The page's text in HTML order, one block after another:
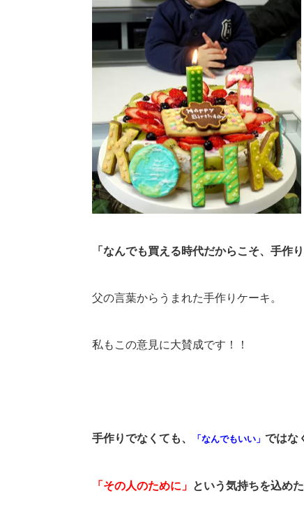
「なんでも買える時代だからこそ、手作
父の言葉からうまれた手作りケーキ。
私もこの意見に大賛成です！！
手作りでなくても、 「なんでもいい」 ではな
「その人のために」 という気持ちを込め